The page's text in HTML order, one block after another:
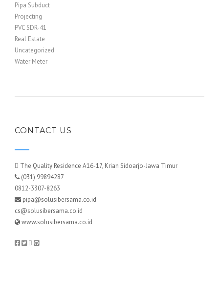
Pipa Subduct
Projecting
PVC SDR-41
Real Estate
Uncategorized
Water Meter
CONTACT US
The Quality Residence A16-17, Krian Sidoarjo-Jawa Timur
(031) 99894287
0812-3307-8263
pipa@solusibersama.co.id
cs@solusibersama.co.id
www.solusibersama.co.id